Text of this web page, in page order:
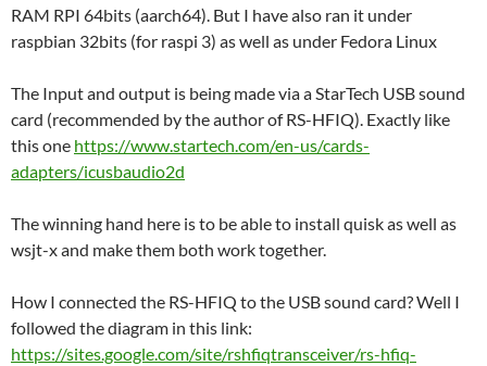
RAM RPI 64bits (aarch64). But I have also ran it under
raspbian 32bits (for raspi 3) as well as under Fedora Linux
The Input and output is being made via a StarTech USB sound
card (recommended by the author of RS-HFIQ). Exactly like
this one https://www.startech.com/en-us/cards-
adapters/icusbaudio2d
The winning hand here is to be able to install quisk as well as
wsjt-x and make them both work together.
How I connected the RS-HFIQ to the USB sound card? Well I
followed the diagram in this link:
https://sites.google.com/site/rshfiqtransceiver/rs-hfiq-